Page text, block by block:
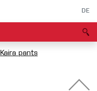
DE
Kaira pants